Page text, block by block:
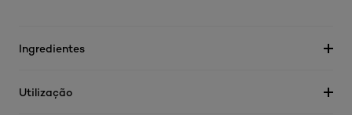
Ingredientes
Utilização